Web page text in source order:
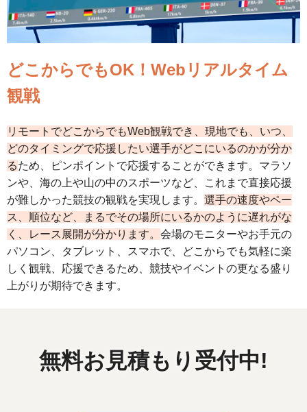
どこからでもOK！Webリアルタイム
観戦
リモートでどこからでもWeb観戦でき、現地でも、いつ、
どのタイミングで応援したい選手がどこにいるのかが分か
るため、ピンポイントで応援することができます。マラソ
ンや、海の上や山の中のスポーツなど、これまで直接応援
が難しかった競技の観戦を実現します。 選手の速度やペー
ス、順位など、まるでその場所にいるかのように遅れがな
く、レース展開が分かります。 会場のモニターやお手元の
パソコン、タブレット、スマホで、どこからでも気軽に楽
しく観戦、応援できるため、競技やイベントの更なる盛り
上がりが期待できます。
無料お見積もり受付中!